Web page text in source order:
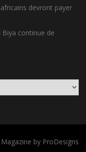
devront payer
Biya continue de
by ProDesigns